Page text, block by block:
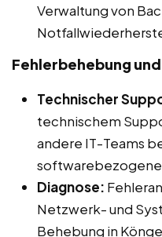
Verwaltung von
Fehlerbehebung
Technischer
technischem
andere IT-Teams
Diagnose:
Netzwerk- und
Behebung in